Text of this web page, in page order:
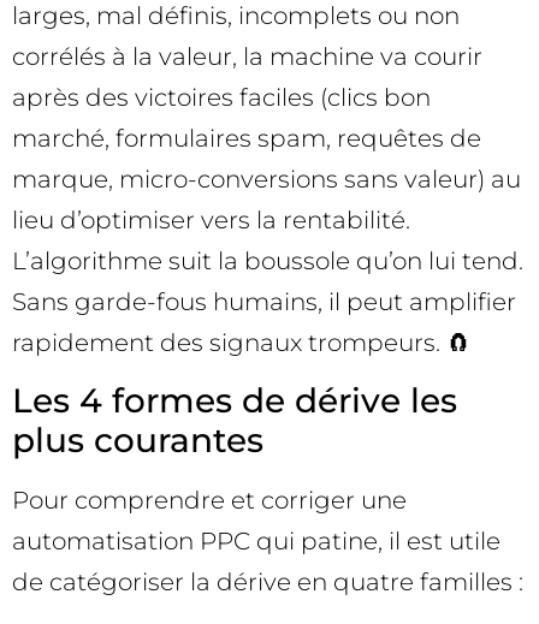
larges, mal définis, incomplets ou non
corrélés à la valeur, la machine va courir
après des victoires faciles (clics bon
marché, formulaires spam, requêtes de
marque, micro-conversions sans valeur) au
lieu d’optimiser vers la rentabilité.
L’algorithme suit la boussole qu’on lui tend.
Sans garde-fous humains, il peut amplifier
rapidement des signaux trompeurs. 🧲
Les 4 formes de dérive les
plus courantes
Pour comprendre et corriger une
automatisation PPC qui patine, il est utile
de catégoriser la dérive en quatre familles :